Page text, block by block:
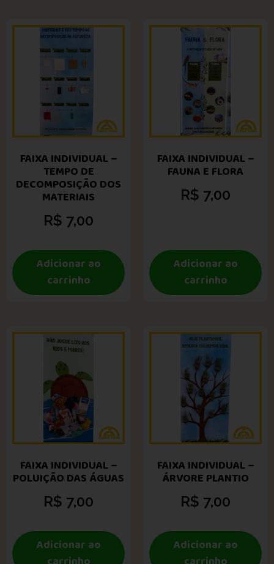
FAIXA INDIVIDUAL –
TEMPO DE
DECOMPOSIÇÃO DOS
MATERIAIS
R$ 7,00
Adicionar ao
carrinho
FAIXA INDIVIDUAL –
FAUNA E FLORA
R$ 7,00
Adicionar ao
carrinho
FAIXA INDIVIDUAL –
POLUIÇÃO DAS ÁGUAS
R$ 7,00
Adicionar ao
FAIXA INDIVIDUAL –
ÁRVORE PLANTIO
R$ 7,00
Adicionar ao